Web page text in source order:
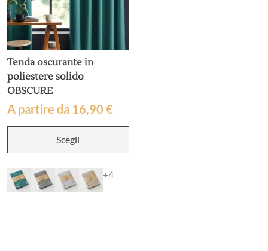
Tenda oscurante in
poliestere solido
OBSCURE
A partire da 16,90 €
Scegli
Questo
ha
+4